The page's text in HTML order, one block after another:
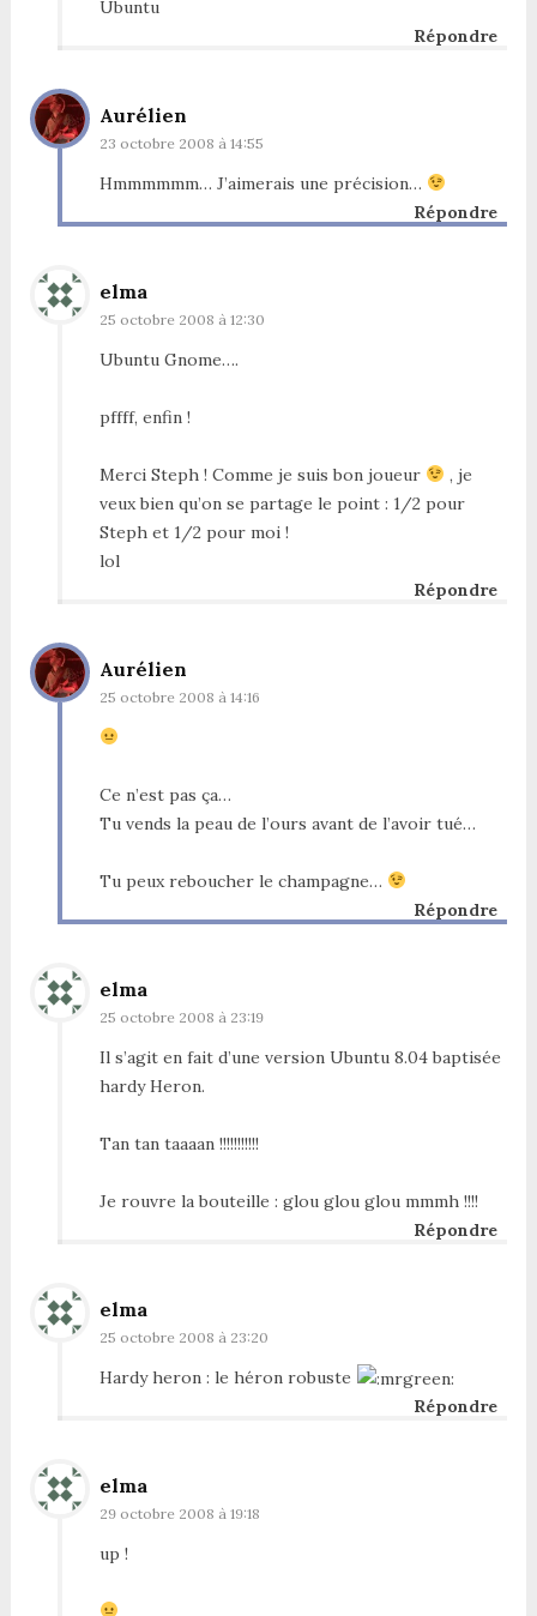
Ubuntu
Répondre
Aurélien
23 octobre 2008 à 14:55
Hmmmmmm… J’aimerais une précision…
Répondre
elma
25 octobre 2008 à 12:30
Ubuntu Gnome….
pffff, enfin !
Merci Steph ! Comme je suis bon joueur
, je
veux bien qu’on se partage le point : 1/2 pour
Steph et 1/2 pour moi !
lol
Répondre
Aurélien
25 octobre 2008 à 14:16
Ce n’est pas ça…
Tu vends la peau de l’ours avant de l’avoir tué…
Tu peux reboucher le champagne…
Répondre
elma
25 octobre 2008 à 23:19
Il s’agit en fait d’une version Ubuntu 8.04 baptisée
hardy Heron.
Tan tan taaaan !!!!!!!!!!!
Je rouvre la bouteille : glou glou glou mmmh !!!!
Répondre
elma
25 octobre 2008 à 23:20
Hardy heron : le héron robuste
Répondre
elma
29 octobre 2008 à 19:18
up !